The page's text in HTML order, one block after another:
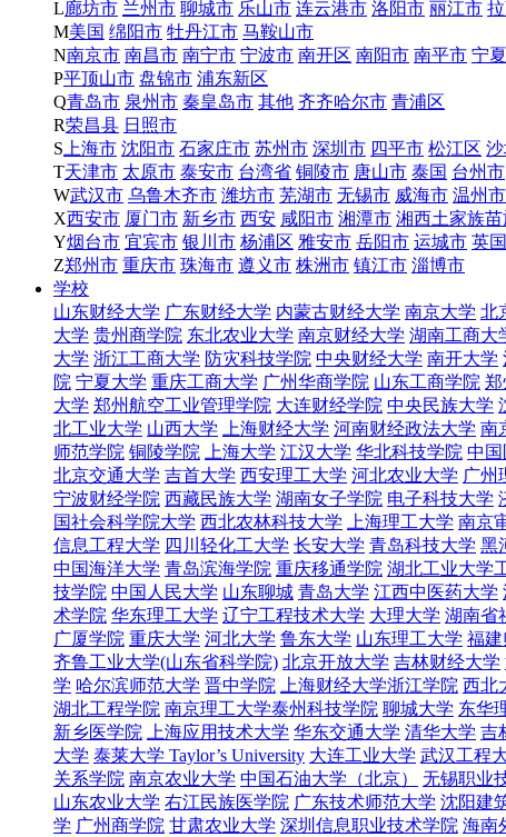
L廊坊市 兰州市 聊城市 乐山市 连云港市 洛阳市 丽江市
M美国 绵阳市 牡丹江市 马鞍山市
N南京市 南昌市 南宁市 宁波市 南开区 南阳市 南平市 宁
P平顶山市 盘锦市 浦东新区
Q青岛市 泉州市 秦皇岛市 其他 齐齐哈尔市 青浦区
R荣昌县 日照市
S 上海市 沈阳市 石家庄市 苏州市 深圳市 四平市 松江区
T天津市 太原市 泰安市 台湾省 铜陵市 唐山市 泰国 台州市
W武汉市 乌鲁木齐市 潍坊市 芜湖市 无锡市 威海市 温州市
X西安市 厦门市 新乡市 西安 咸阳市 湘潭市 湘西土家族苗
Y烟台市 宜宾市 银川市 杨浦区 雅安市 岳阳市 运城市 英国
Z郑州市 重庆市 珠海市 遵义市 株洲市 镇江市 淄博市
学校
山东财经大学 广东财经大学 内蒙古财经大学 南京大学 北
大学 贵州商学院 东北农业大学 南京财经大学 湖南工商大
大学 浙江工商大学 防灾科技学院 中央财经大学 南开大学
院 宁夏大学 重庆工商大学 广州华商学院 山东工商学院 郑
大学 郑州航空工业管理学院 大连财经学院 中央民族大学
北工业大学 山西大学 上海财经大学 河南财经政法大学 南
师范学院 铜陵学院 上海大学 江汉大学 华北科技学院 中国
北京交通大学 吉首大学 西安理工大学 河北农业大学 广州
宁波财经学院 西藏民族大学 湖南女子学院 电子科技大学
国社会科学院大学 西北农林科技大学 上海理工大学 南京
信息工程大学 四川轻化工大学 长安大学 青岛科技大学 黑
中国海洋大学 青岛滨海学院 重庆移通学院 湖北工业大学
技学院 中国人民大学 山东聊城 青岛大学 江西中医药大学
术学院 华东理工大学 辽宁工程技术大学 大理大学 湖南省
广厦学院 重庆大学 河北大学 鲁东大学 山东理工大学 福
齐鲁工业大学(山东省科学院) 北京开放大学 吉林财经大学
学 哈尔滨师范大学 晋中学院 上海财经大学浙江学院 西北
湖北工程学院 南京理工大学泰州科技学院 聊城大学 东华
新乡医学院
上海应用技术大学 华东交通大学 清华大学 吉
大学 泰莱大学 Taylor’s University 大连工业大学 武汉工程
关系学院 南京农业大学 中国石油大学（北京） 无锡职业
山东农业大学 右江民族医学院 广东技术师范大学 沈阳建
学 广州商学院 甘肃农业大学 深圳信息职业技术学院 海南